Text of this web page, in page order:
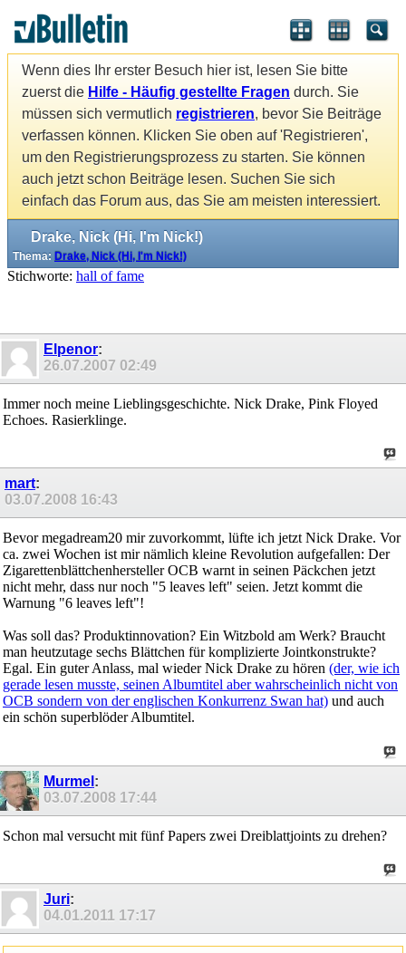
Wenn dies Ihr erster Besuch hier ist, lesen Sie bitte
zuerst die Hilfe - Häufig gestellte Fragen durch. Sie
müssen sich vermutlich registrieren, bevor Sie Beiträge
verfassen können. Klicken Sie oben auf 'Registrieren',
um den Registrierungsprozess zu starten. Sie können
auch jetzt schon Beiträge lesen. Suchen Sie sich
einfach das Forum aus, das Sie am meisten interessiert.
Drake, Nick (Hi, I'm Nick!)
Thema: Drake, Nick (Hi, I'm Nick!)
Stichworte: hall of fame
Elpenor:
26.07.2007 02:49
Immer noch meine Lieblingsgeschichte. Nick Drake, Pink Floyed
Echoes. Rasierklinge.
mart:
03.07.2008 16:43
Bevor megadream20 mir zuvorkommt, lüfte ich jetzt Nick Drake. Vor
ca. zwei Wochen ist mir nämlich kleine Revolution aufgefallen: Der
Zigarettenblättchenhersteller OCB warnt in seinen Päckchen jetzt
nicht mehr, dass nur noch "5 leaves left" seien. Jetzt kommt die
Warnung "6 leaves left"!
Was soll das? Produktinnovation? Ein Witzbold am Werk? Braucht
man heutzutage sechs Blättchen für komplizierte Jointkonstrukte?
Egal. Ein guter Anlass, mal wieder Nick Drake zu hören (der, wie ich
gerade lesen musste, seinen Albumtitel aber wahrscheinlich nicht von
OCB sondern von der englischen Konkurrenz Swan hat) und auch
ein schön superblöder Albumtitel.
Murmel :
03.07.2008 17:44
Schon mal versucht mit fünf Papers zwei Dreiblattjoints zu drehen?
Juri:
04.01.2011 17:17